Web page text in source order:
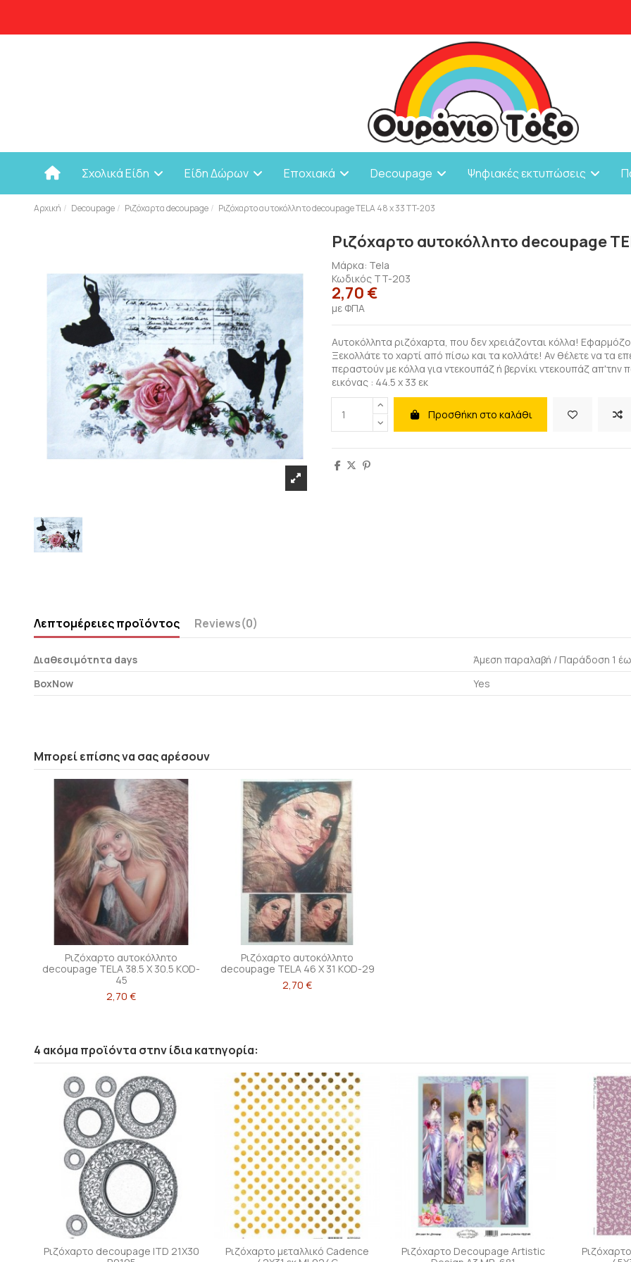
Σχολικά Είδη Είδη Δώρων Εποχιακά Decoupage Ψηφιακές εκτυπώσεις
Αρχική Decoupage Ριζόχαρτα decoupage Ριζόχαρτο αυτοκόλλητο decoupage TELA 48 x 33 TT-203
Ριζόχαρτο αυτοκόλλητο decoupage
Μάρκα: Tela
Κωδικός TT-203
2,70 €
με ΦΠΑ
Αυτοκόλλητα ριζόχαρτα, που δεν χρειάζονται κόλλα!
Ξεκολλάτε το χαρτί από πίσω και τα κολλάτε! Αν θέλετε να τα
περαστούν με κόλλα για ντεκουπάζ ή βερνίκι ντεκουπάζ
εικόνας : 44.5 x 33 εκ
Προσθήκη στο καλάθι
Λεπτομέρειες προϊόντος Reviews(0)
Διαθεσιμότητα days
Άμεση παραλαβή / Παράδoση 1
BoxNow
Yes
Μπορεί επίσης να σας αρέσουν
Ριζόχαρτο αυτοκόλλητο
decoupage TELA 38.5 X 30.5 KOD-
45
2,70 €
Ριζόχαρτο αυτοκόλλητο
decoupage TELA 46 X 31 KOD-29
2,70 €
4 ακόμα προϊόντα στην ίδια κατηγορία:
Ριζόχαρτο decoupage ITD 21X30
Ριζόχαρτο μεταλλικό Cadence
Ριζόχαρτο Decoupage Artistic